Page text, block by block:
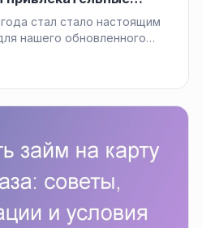
в сентябре 2023
стал стало настоящим
нашего обновленного